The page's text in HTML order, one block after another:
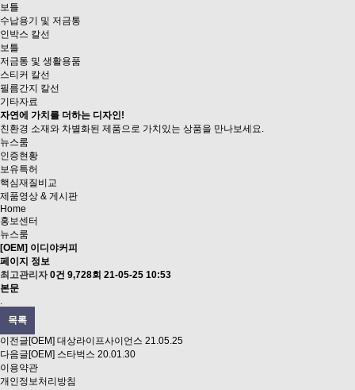
보틀
수납용기 및 저금통
인박스 칼선
보틀
저금통 및 생활용품
스티커 칼선
필름간지 칼선
기타자료
자연에 가치를 더하는 디자인!
친환경 소재와 차별화된 제품으로 가치있는 상품을 만나보세요.
뉴스룸
인증현황
보유특허
핵심재질비교
제품영상 & 게시판
Home
홍보센터
뉴스룸
[OEM] 이디야커피
페이지 정보
최고관리자 0건 9,728회 21-05-25 10:53
본문
.
목록
이전글 [OEM] 대상라이프사이언스 21.05.25
다음글 [OEM] 스타벅스 20.01.30
이용약관
개인정보처리방침